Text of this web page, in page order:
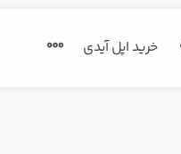
خرید اپل آیدی